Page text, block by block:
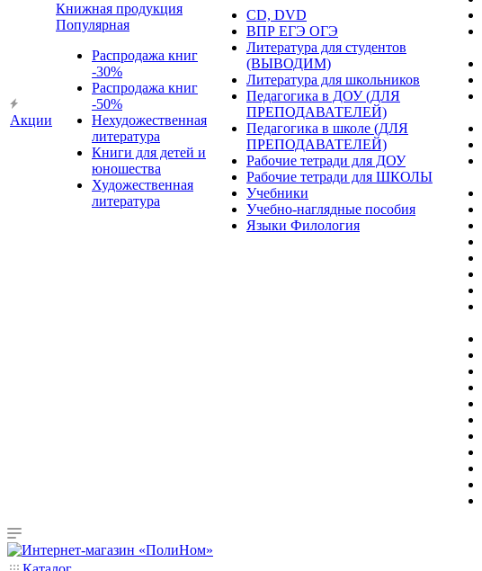
Акции
Книжная продукция
Популярная
Распродажа книг
-30%
Распродажа книг
-50%
Нехудожественная
литература
Книги для детей и
юношества
Художественная
литература
CD, DVD
ВПР ЕГЭ ОГЭ
Литература для студентов
(ВЫВОДИМ)
Литература для школьников
Педагогика в ДОУ (ДЛЯ
ПРЕПОДАВАТЕЛЕЙ)
Педагогика в школе (ДЛЯ
ПРЕПОДАВАТЕЛЕЙ)
Рабочие тетради для ДОУ
Рабочие тетради для ШКОЛЫ
Учебники
Учебно-наглядные пособия
Языки Филология